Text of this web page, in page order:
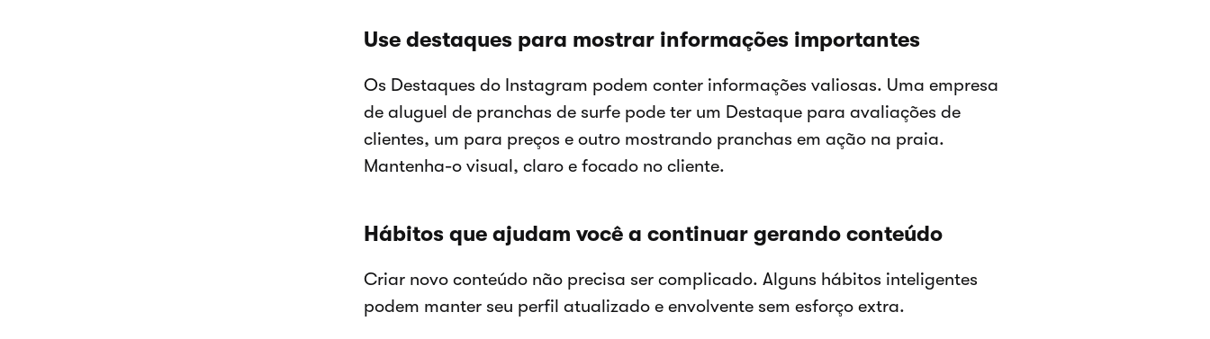
Use destaques para mostrar informações importantes
Os Destaques do Instagram podem conter informações valiosas. Uma empresa
de aluguel de pranchas de surfe pode ter um Destaque para avaliações de
clientes, um para preços e outro mostrando pranchas em ação na praia.
Mantenha-o visual, claro e focado no cliente.
Hábitos que ajudam você a continuar gerando conteúdo
Criar novo conteúdo não precisa ser complicado. Alguns hábitos inteligentes
podem manter seu perfil atualizado e envolvente sem esforço extra.